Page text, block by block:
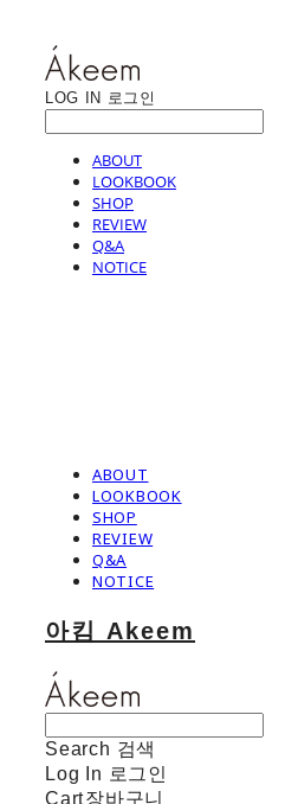
LOG IN 로그인
ABOUT
LOOKBOOK
SHOP
REVIEW
Q&A
NOTICE
ABOUT
LOOKBOOK
SHOP
REVIEW
Q&A
NOTICE
아킴 Akeem
Search 검색
Log In 로그인
Cart장바구니